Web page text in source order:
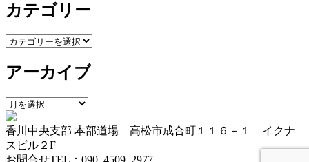
カテゴリー
カ
ゴ
ー
アーカイブ
ア
ー
カ
イ
香川中央支部 本部道場 高松市成合町１１６－１ イクナ
スビル２F